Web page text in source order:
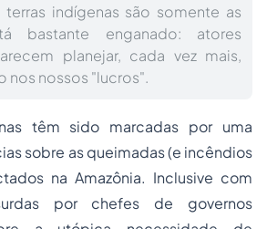
indígenas são somente as
bastante enganado: atores
planejar, cada vez mais,
nos nossos "lucros".
têm sido marcadas por uma
sobre as queimadas (e incêndios
na Amazônia. Inclusive com
por chefes de governos